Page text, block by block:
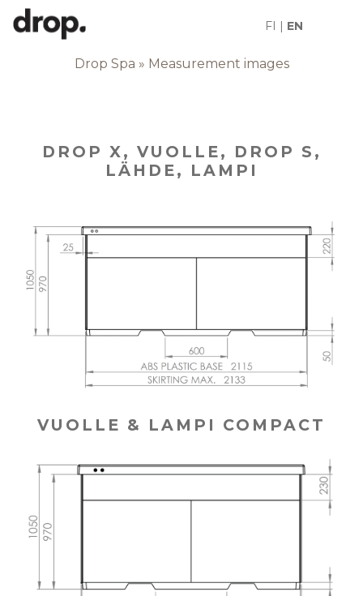
FI | EN
Drop Spa » Measurement images
DROP X, VUOLLE, DROP S,
LÄHDE, LAMPI
VUOLLE & LAMPI COMPACT